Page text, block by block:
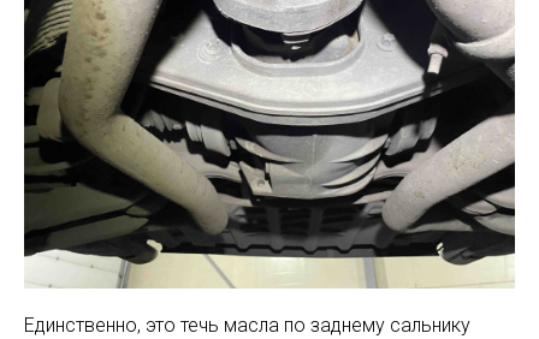
Единственно, это течь масла по заднему сальнику